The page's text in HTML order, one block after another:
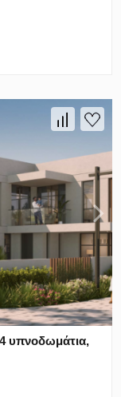
υπνοδωμάτια,